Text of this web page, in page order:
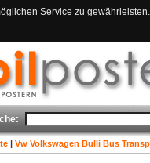
Service zu
| Vw Volkswagen Bulli Bus